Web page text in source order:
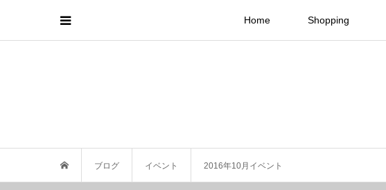
Home Shopping
ブログ イベント 2016年10月イベント